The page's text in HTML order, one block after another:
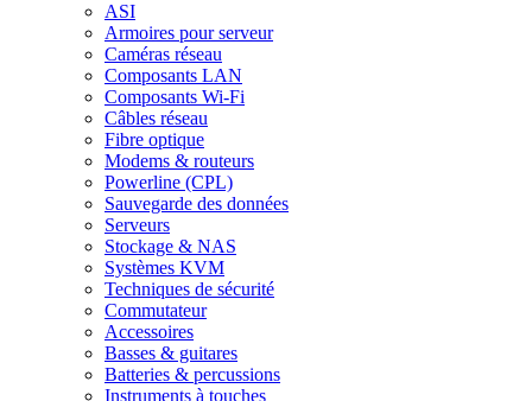
ASI
Armoires pour serveur
Caméras réseau
Composants LAN
Composants Wi-Fi
Câbles réseau
Fibre optique
Modems & routeurs
Powerline (CPL)
Sauvegarde des données
Serveurs
Stockage & NAS
Systèmes KVM
Techniques de sécurité
Commutateur
Accessoires
Basses & guitares
Batteries & percussions
Instruments à touches